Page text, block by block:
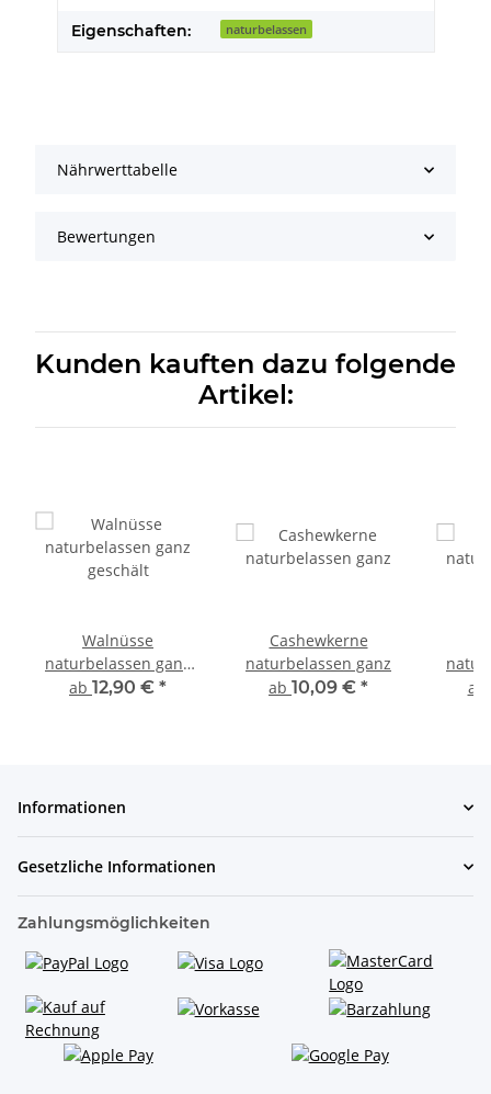
Eigenschaften: naturbelassen
Nährwerttabelle
Bewertungen
Kunden kauften dazu folgende
Artikel:
Walnüsse
naturbelassen ganz
geschält
ab 12,90 € *
Cashewkerne
naturbelassen ganz
ab 10,09 € *
ab
Informationen
Gesetzliche Informationen
Zahlungsmöglichkeiten